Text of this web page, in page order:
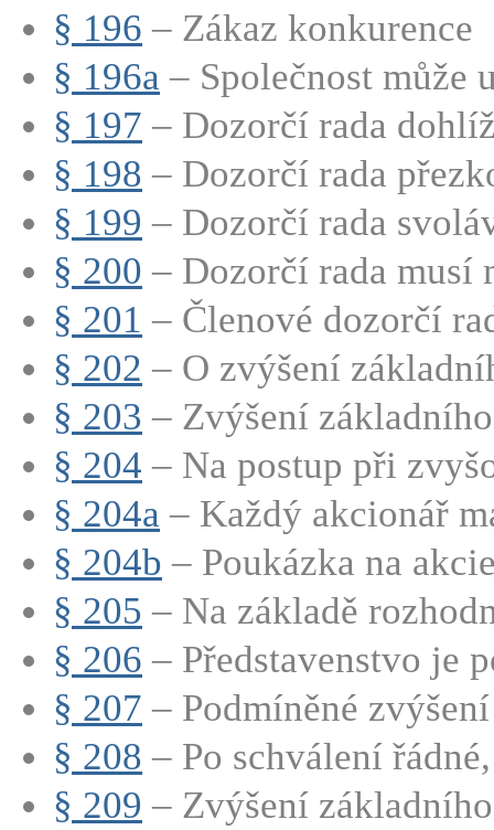
§ 196 – Zákaz konkurence
§ 196a – Společnost může
§ 197 – Dozorčí rada
§ 198 – Dozorčí rada
§ 199 – Dozorčí rada
§ 200 – Dozorčí rada musí
§ 201 – Členové dozorčí
§ 202 – O zvýšení
§ 203 – Zvýšení
§ 204 – Na postup při
§ 204a – Každý akcionář
§ 204b – Poukázka na
§ 205 – Na základě
§ 206 – Představenstvo je
§ 207 – Podmíněné
§ 208 – Po schválení
§ 209 – Zvýšení